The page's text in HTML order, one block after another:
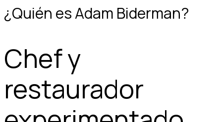
¿Quién es Adam Biderman?
Chef y
restaurador